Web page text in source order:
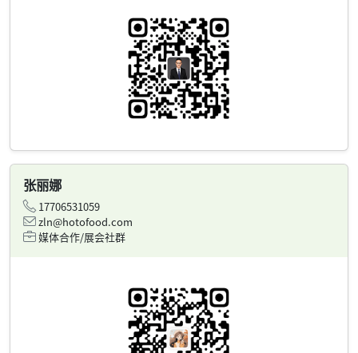
张丽娜
17706531059
zln@hotofood.com
媒体合作/展会社群